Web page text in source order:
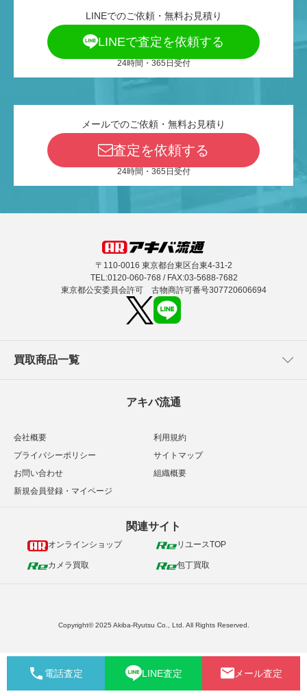
LINEでのご依頼・無料お見積り
LINEで査定を依頼する
24時間・365日受付
メールでのご依頼・無料お見積り
査定を依頼する
24時間・365日受付
〒110-0016 東京都台東区台東4-31-2
TEL:0120-060-768 / FAX:03-5688-7682
東京都公安委員会許可 古物商許可番号307720606694
買取商品一覧
アキバ流通
会社概要
利用規約
プライバシーポリシー
サイトマップ
お問い合わせ
組織概要
新規会員登録・マイページ
関連サイト
オンラインショップ リユースTOP
カメラ買取 包丁買取
Copyright© 2025 Akiba-Ryutsu Co., Ltd. All Rights Reserved.
電話査定 LINE査定 メール査定